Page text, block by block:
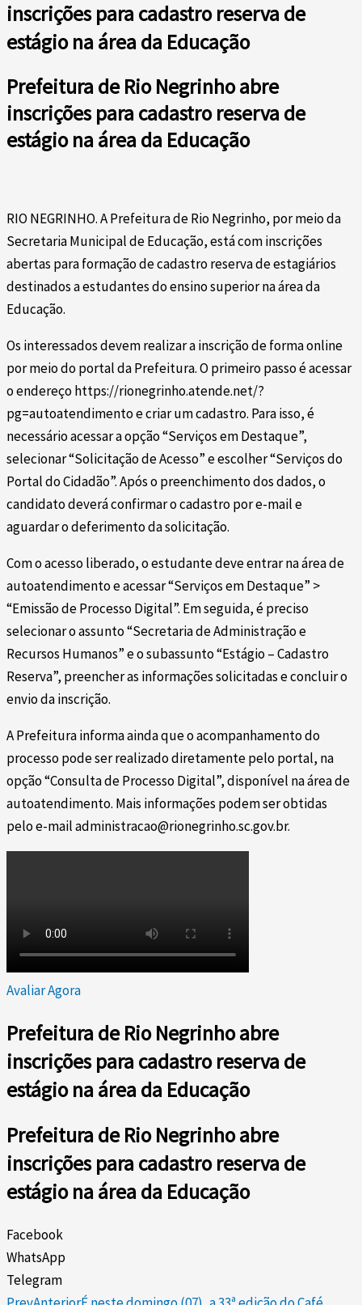
inscrições para cadastro reserva de
estágio na área da Educação
Prefeitura de Rio Negrinho abre
inscrições para cadastro reserva de
estágio na área da Educação
RIO NEGRINHO. A Prefeitura de Rio Negrinho, por meio da
Secretaria Municipal de Educação, está com inscrições
abertas para formação de cadastro reserva de estagiários
destinados a estudantes do ensino superior na área da
Educação.
Os interessados devem realizar a inscrição de forma online
por meio do portal da Prefeitura. O primeiro passo é acessar
o endereço https://rionegrinho.atende.net/?
pg=autoatendimento e criar um cadastro. Para isso, é
necessário acessar a opção “Serviços em Destaque”,
selecionar “Solicitação de Acesso” e escolher “Serviços do
Portal do Cidadão”. Após o preenchimento dos dados, o
candidato deverá confirmar o cadastro por e-mail e
aguardar o deferimento da solicitação.
Com o acesso liberado, o estudante deve entrar na área de
autoatendimento e acessar “Serviços em Destaque” >
“Emissão de Processo Digital”. Em seguida, é preciso
selecionar o assunto “Secretaria de Administração e
Recursos Humanos” e o subassunto “Estágio – Cadastro
Reserva”, preencher as informações solicitadas e concluir o
envio da inscrição.
A Prefeitura informa ainda que o acompanhamento do
processo pode ser realizado diretamente pelo portal, na
opção “Consulta de Processo Digital”, disponível na área de
autoatendimento. Mais informações podem ser obtidas
pelo e-mail administracao@rionegrinho.sc.gov.br.
Avaliar Agora
Prefeitura de Rio Negrinho abre
inscrições para cadastro reserva de
estágio na área da Educação
Prefeitura de Rio Negrinho abre
inscrições para cadastro reserva de
estágio na área da Educação
Facebook
WhatsApp
Telegram